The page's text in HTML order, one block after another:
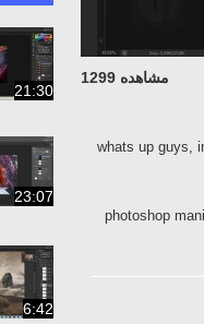
مشاهده 1299
whats up
photoshop
21:30
23:07
6:42